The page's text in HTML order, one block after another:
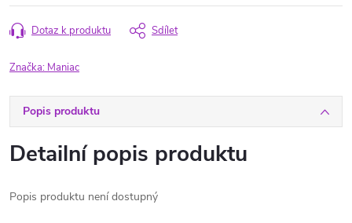
cena:
Dotaz k produktu Sdílet
Značka: Maniac
Popis produktu
Detailní popis produktu
Popis produktu není dostupný